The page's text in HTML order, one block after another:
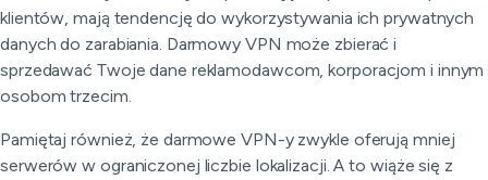
klientów, mają tendencję do wykorzystywania ich prywatnych
danych do zarabiania. Darmowy VPN może zbierać i
sprzedawać Twoje dane reklamodawcom, korporacjom i innym
osobom trzecim.
Pamiętaj również, że darmowe VPN-y zwykle oferują mniej
serwerów w ograniczonej liczbie lokalizacji. A to wiąże się z